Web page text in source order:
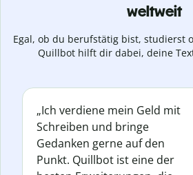
weltweit
Egal, ob du berufstätig bist, studierst
Quillbot hilft dir dabei, deine
„Ich verdiene mein Geld mit
Schreiben und bringe
Gedanken gerne auf den
Punkt. Quillbot ist eine der